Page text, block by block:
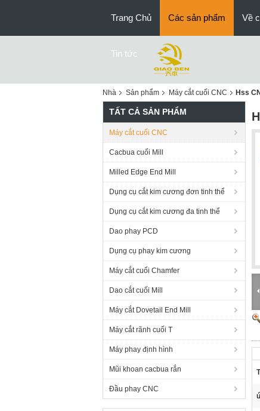
Trang Chủ Các sản phẩm Về
Tin tức
Nhà Sản phẩm Máy cắt cuối CNC Hss
TẤT CẢ SẢN PHẨM
Máy cắt cuối CNC
Cacbua cuối Mill
Milled Edge End Mill
Dụng cụ cắt kim cương đơn tinh thể
Dụng cụ cắt kim cương đa tinh thể
Dao phay PCD
Dụng cụ phay kim cương
Máy cắt cuối Chamfer
Dao cắt cuối Mill
Máy cắt Dovetail End Mill
Máy cắt rãnh cuối T
Máy phay định hình
Mũi khoan cacbua rắn
Đầu phay CNC